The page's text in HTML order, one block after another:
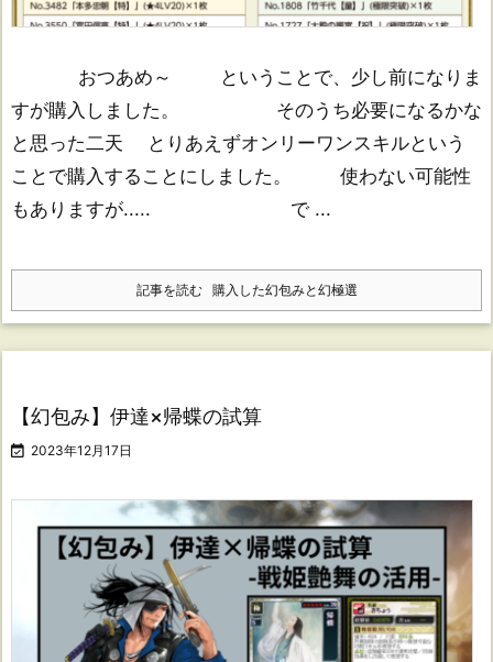
おつあめ～ ということで、少し前になりま
すが購入しました。 そのうち必要になるかな
と思った二天 とりあえずオンリーワンスキルという
ことで購入することにしました。 使わない可能性
もありますが..... で ...
記事を読む 購入した幻包みと幻極選
【幻包み】伊達×帰蝶の試算
 2023年12月17日